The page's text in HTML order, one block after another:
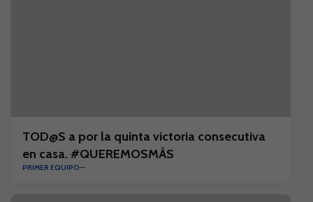
TOD@S a por la quinta victoria consecutiva
en casa. #QUEREMOSMÁS
PRIMER EQUIPO